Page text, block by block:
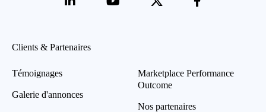
Clients & Partenaires
Témoignages
Galerie d'annonces
Marketplace Performance
Outcome
Nos partenaires